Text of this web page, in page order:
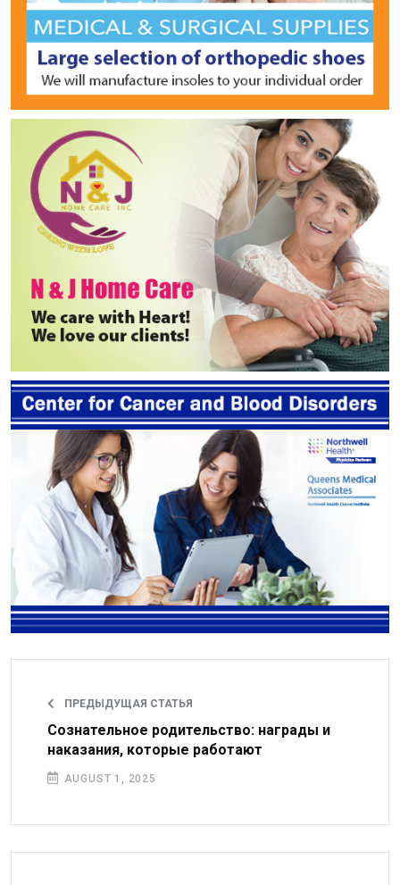
ПРЕДЫДУЩАЯ СТАТЬЯ
Сознательное родительство: награды и
наказания, которые работают
AUGUST 1, 2025